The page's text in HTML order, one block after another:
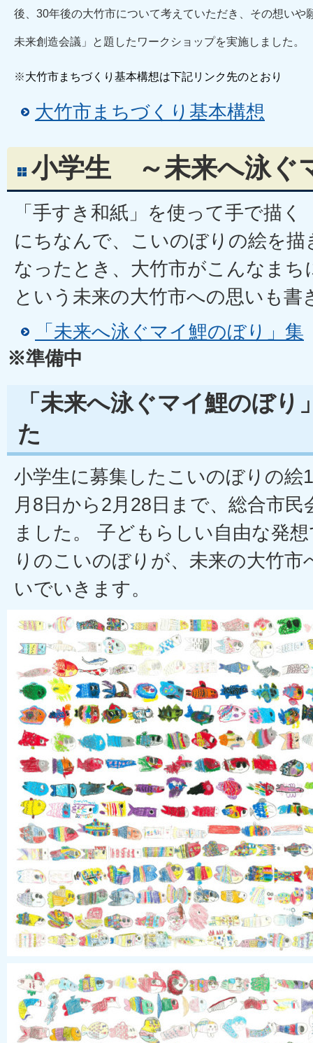
後、30年後の大竹市について考えていただき、その想いや
未来創造会議」と題したワークショップを実施しました。
※大竹市まちづくり基本構想は下記リンク先のとおり
大竹市まちづくり基本構想
小学生 ～未来へ泳ぐ
「手すき和紙」を使って手で描
にちなんで、こいのぼりの絵を描
なったとき、大竹市がこんなま
という未来の大竹市への思いも書
「未来へ泳ぐマイ鯉のぼり」集
※準備中
「未来へ泳ぐマイ鯉のぼり
た
小学生に募集したこいのぼりの絵
月8日から2月28日まで、総合市
ました。 子どもらしい自由な発
りのこいのぼりが、未来の大竹市
いでいきます。